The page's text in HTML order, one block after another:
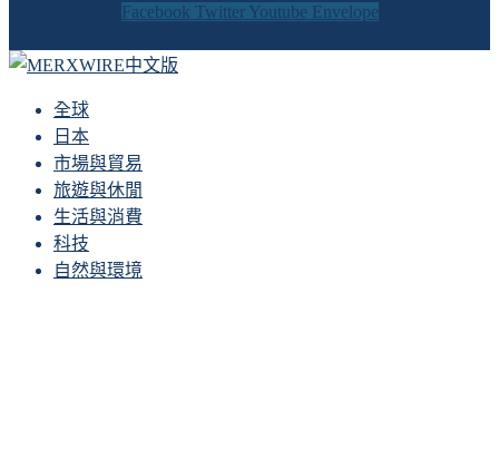
Facebook Twitter Youtube Envelope
全球
日本
市場與貿易
旅遊與休閒
生活與消費
科技
自然與環境